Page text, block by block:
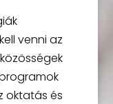
venni az
oktatás és